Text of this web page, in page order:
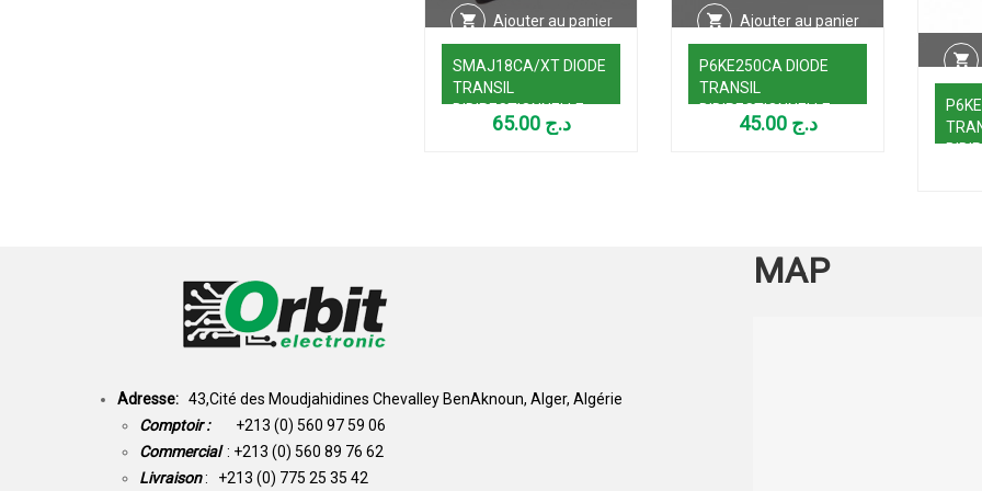
Ajouter au panier
SMAJ18CA/XT DIODE
TRANSIL
BIDIRECTIONNELLE
SMD (18V-400W)
د.ج 65.00
Ajouter au panier
P6KE250CA DIODE
TRANSIL
BIDIRECTIONNELLE
250V 0,6KW
د.ج 45.00
18V
Adresse: 43,Cité des Moudjahidines Chevalley BenAknoun, Alger, Algérie
Comptoir : +213 (0) 560 97 59 06
Commercial : +213 (0) 560 89 76 62
Livraison: +213 (0) 775 25 35 42
MAP